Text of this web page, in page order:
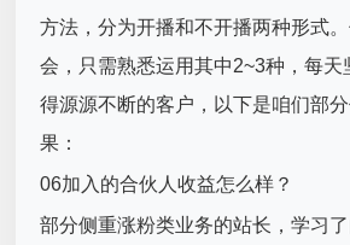
方法，分为开播和不开播两种形式
会，只需熟悉运用其中2~3种，每天
得源源不断的客户，以下是咱们部
果：
06加入的合伙人收益怎么样？
部分侧重涨粉类业务的站长，学习